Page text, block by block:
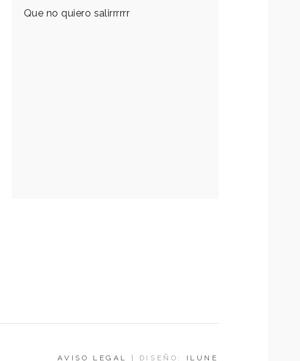
Que no quiero salirrrrrr
AVISO LEGAL | DISEÑO: ILUNE